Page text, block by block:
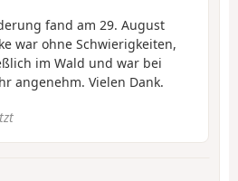
fand am 29. August
war ohne Schwierigkeiten,
im Wald und war bei
angenehm. Vielen Dank.